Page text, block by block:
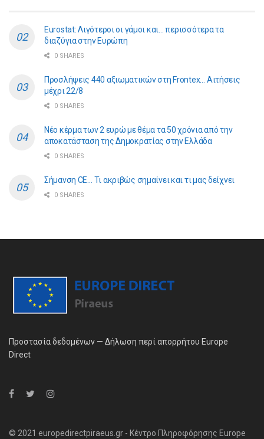
Eurostat: Λιγότεροι οι γάμοι και… περισσότερα τα
διαζύγια στην Ευρώπη
0 SHARES
Προσλήψεις 440 αξιωματικών στη Frontex… Αιτήσεις
μέχρι 22/8
0 SHARES
Νέο κέρμα των 2 ευρώ με θέμα τα 50 χρόνια από την
αποκατάσταση της Δημοκρατίας στην Ελλάδα
0 SHARES
Σήμανση CE… Τι ακριβώς σημαίνει και τι μας δείχνει
0 SHARES
Προστασία δεδομένων — Δήλωση περί απορρήτου Europe
Direct
© 2021 europedirectpiraeus.gr - Κέντρο Πληροφόρησης Europe